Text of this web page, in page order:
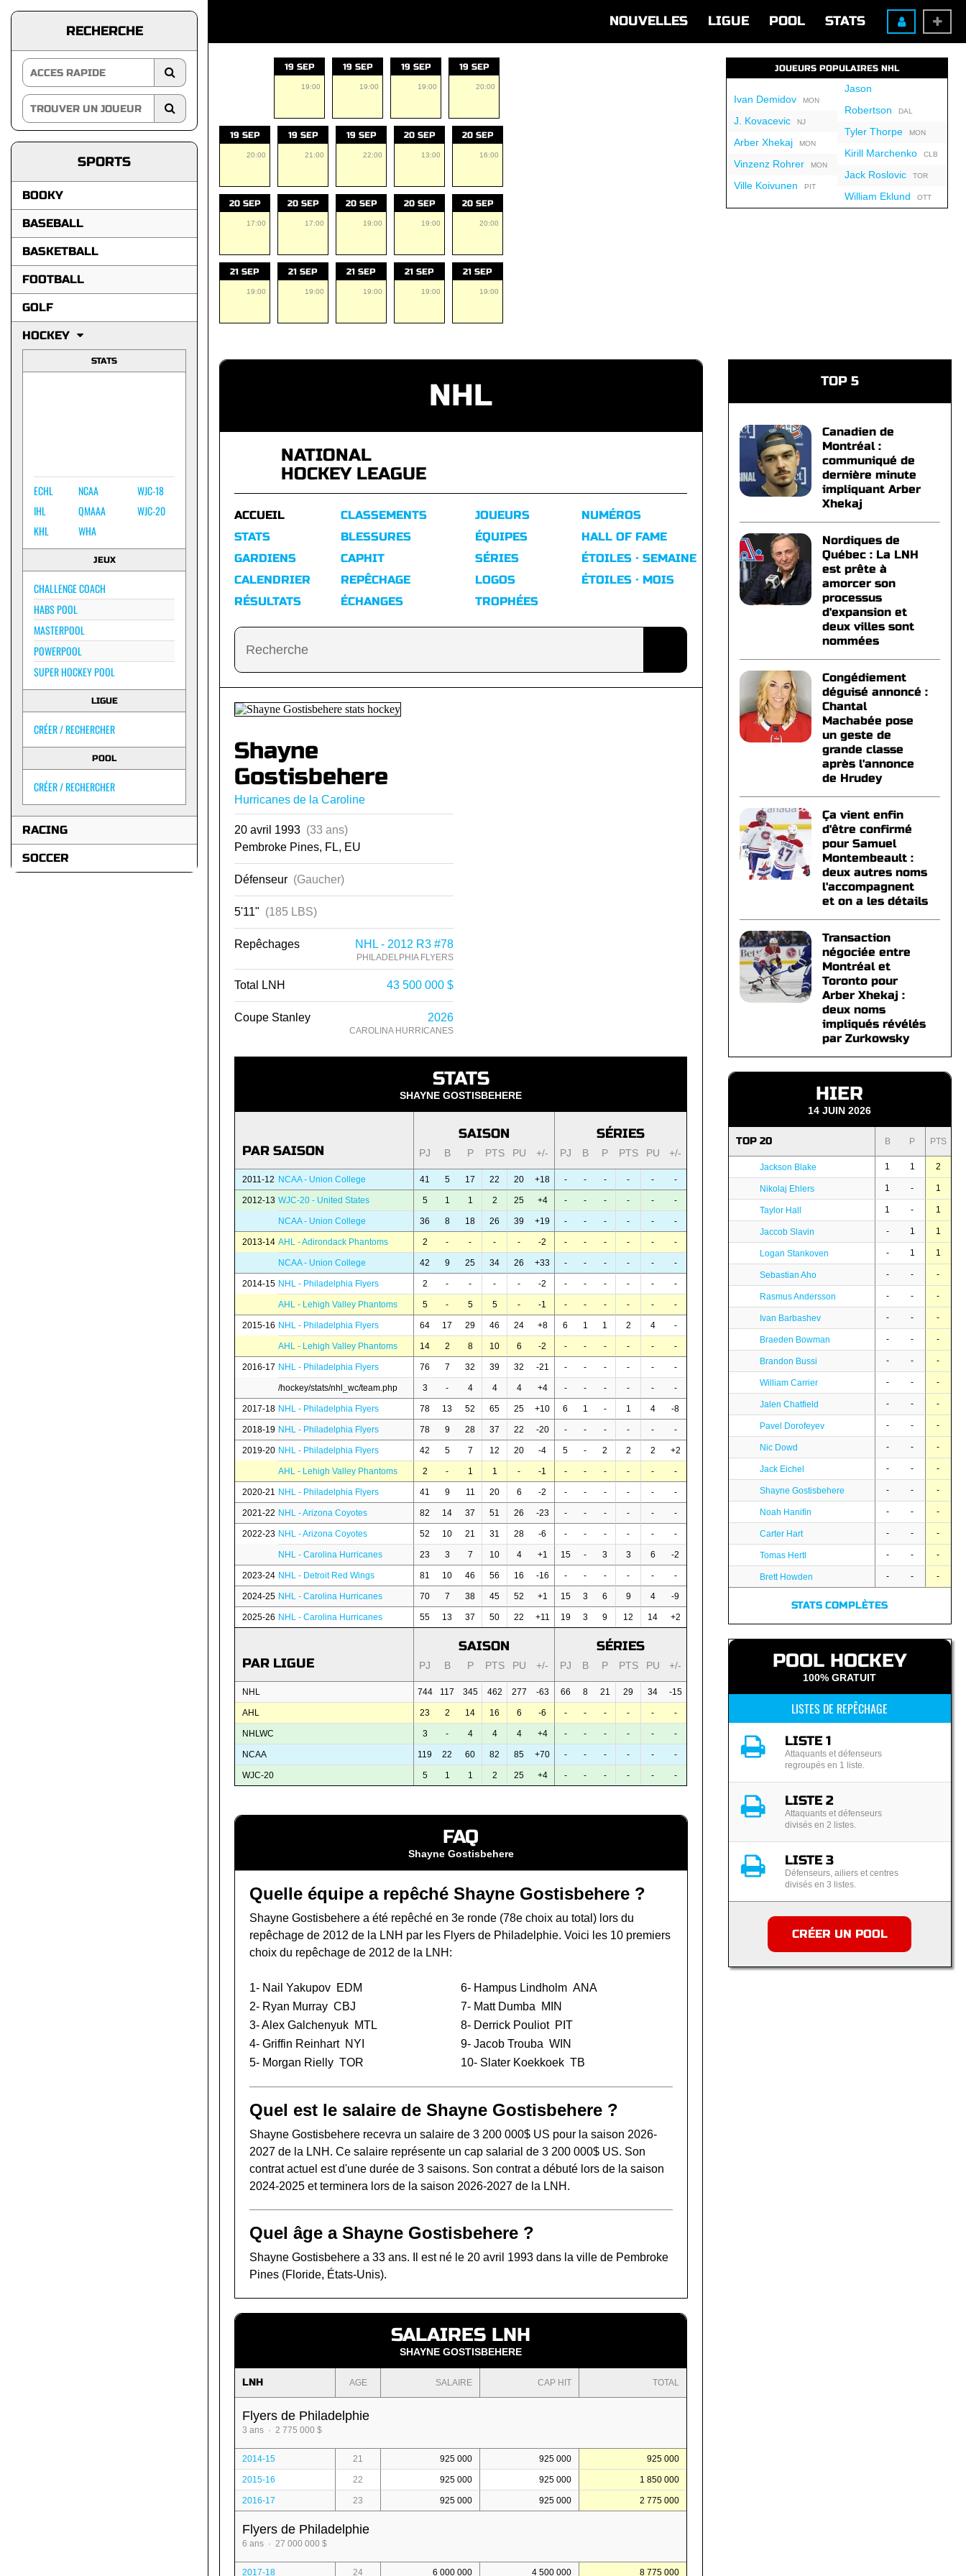
NOUVELLES LIGUE POOL STATS
RECHERCHE
SPORTS
BOOKY
BASEBALL
BASKETBALL
FOOTBALL
GOLF
HOCKEY
STATS
ECHL
IHL
KHL
NCAA
QMAAA
WHA
WJC-18
WJC-20
JEUX
CHALLENGE COACH
HABS POOL
MASTERPOOL
POWERPOOL
SUPER HOCKEY POOL
LIGUE
CRÉER / RECHERCHER
POOL
CRÉER / RECHERCHER
RACING
SOCCER
19 SEP
19:00
19 SEP
19:00
19 SEP
19:00
19 SEP
20:00
19 SEP
20:00
19 SEP
21:00
19 SEP
22:00
20 SEP
13:00
20 SEP
16:00
20 SEP
17:00
20 SEP
17:00
20 SEP
19:00
20 SEP
19:00
20 SEP
20:00
21 SEP
19:00
21 SEP
19:00
21 SEP
19:00
21 SEP
19:00
21 SEP
19:00
JOUEURS POPULAIRES NHL
Ivan DemidovMON
J. KovacevicNJ
Arber XhekajMON
Vinzenz RohrerMON
Ville Koivunen PIT
Jason
Robertson DAL
Tyler ThorpeMON
Kirill MarchenkoCLB
Jack RoslovicTOR
William Eklund OTT
NHL
NATIONAL
HOCKEY LEAGUE
ACCUEIL
STATS
GARDIENS
CALENDRIER
RÉSULTATS
CLASSEMENTS
BLESSURES
CAPHIT
REPÊCHAGE
ÉCHANGES
JOUEURS
ÉQUIPES
SÉRIES
LOGOS
TROPHÉES
NUMÉROS
HALL OF FAME
ÉTOILES · SEMAINE
ÉTOILES · MOIS
Shayne
Gostisbehere
Hurricanes de la Caroline
20 avril 1993 (33 ans)
Pembroke Pines, FL, EU
Défenseur (Gaucher)
5'11" (185 LBS)
Repêchages NHL - 2012 R3 #78
PHILADELPHIA FLYERS
Total LNH 43 500 000 $
Coupe Stanley 2026
CAROLINA HURRICANES
STATS
SHAYNE GOSTISBEHERE
PAR SAISON
SAISON SÉRIES
PJ B P PTS PU +/- PJ B P PTS PU +/-
2011-12 NCAA - Union College 41 5 17 22 20 +18 - - - - - -
2012-13 WJC-20 - United States 5 1 1 2 25 +4 - - - - - -
NCAA - Union College 36 8 18 26 39 +19 - - - - - -
2013-14 AHL - Adirondack Phantoms 2 - - - - -2 - - - - - -
NCAA - Union College 42 9 25 34 26 +33 - - - - - -
2014-15 NHL - Philadelphia Flyers 2 - - - - -2 - - - - - -
AHL - Lehigh Valley Phantoms 5 - 5 5 - -1 - - - - - -
2015-16 NHL - Philadelphia Flyers 64 17 29 46 24 +8 6 1 1 2 4 -
AHL - Lehigh Valley Phantoms 14 2 8 10 6 -2 - - - - - -
2016-17 NHL - Philadelphia Flyers 76 7 32 39 32 -21 - - - - - -
/hockey/stats/nhl_wc/team.php 3 - 4 4 4 +4 - - - - - -
2017-18 NHL - Philadelphia Flyers 78 13 52 65 25 +10 6 1 - 1 4 -8
2018-19 NHL - Philadelphia Flyers 78 9 28 37 22 -20 - - - - - -
2019-20 NHL - Philadelphia Flyers 42 5 7 12 20 -4 5 - 2 2 2 +2
AHL - Lehigh Valley Phantoms 2 - 1 1 - -1 - - - - - -
2020-21 NHL - Philadelphia Flyers 41 9 11 20 6 -2 - - - - - -
2021-22 NHL - Arizona Coyotes 82 14 37 51 26 -23 - - - - - -
2022-23 NHL - Arizona Coyotes 52 10 21 31 28 -6 - - - - - -
NHL - Carolina Hurricanes 23 3 7 10 4 +1 15 - 3 3 6 -2
2023-24 NHL - Detroit Red Wings 81 10 46 56 16 -16 - - - - - -
2024-25 NHL - Carolina Hurricanes 70 7 38 45 52 +1 15 3 6 9 4 -9
2025-26 NHL - Carolina Hurricanes 55 13 37 50 22 +11 19 3 9 12 14 +2
PAR LIGUE
SAISON SÉRIES
PJ B P PTS PU +/- PJ B P PTS PU +/-
NHL 744 117 345 462 277 -63 66 8 21 29 34 -15
AHL 23 2 14 16 6 -6 - - - - - -
NHLWC 3 - 4 4 4 +4 - - - - - -
NCAA 119 22 60 82 85 +70 - - - - - -
WJC-20 5 1 1 2 25 +4 - - - - - -
FAQ
Shayne Gostisbehere
Quelle équipe a repêché Shayne Gostisbehere ?
Shayne Gostisbehere a été repêché en 3e ronde (78e choix au total) lors du
repêchage de 2012 de la LNH par les Flyers de Philadelphie. Voici les 10 premiers
choix du repêchage de 2012 de la LNH:
1- Nail Yakupov EDM
2- Ryan Murray CBJ
3-Alex Galchenyuk MTL
4- Griffin Reinhart NYI
5- Morgan Rielly TOR
6- Hampus Lindholm ANA
7- Matt Dumba
MIN
8- Derrick Pouliot PIT
9-Jacob Trouba WIN
10- Slater Koekkoek TB
Quel est le salaire de Shayne Gostisbehere ?
Shayne Gostisbehere recevra un salaire de 3 200 000$ US pour la saison 2026-
2027 de la LNH. Ce salaire représente un cap salarial de 3 200 000$ US. Son
contrat actuel est d'une durée de 3 saisons. Son contrat a débuté lors de la saison
2024-2025 et terminera lors de la saison 2026-2027 de la LNH.
Quel âge a Shayne Gostisbehere ?
Shayne Gostisbehere a 33 ans. Il est né le 20 avril 1993 dans la ville de Pembroke
Pines (Floride, États-Unis).
SALAIRES LNH
SHAYNE GOSTISBEHERE
LNH AGE SALAIRE CAP HIT TOTAL
Flyers de Philadelphie
3 ans · 2 775 000 $
2014-15 21 925 000 925 000 925 000
2015-16 22 925 000 925 000 1 850 000
2016-17 23 925 000 925 000 2 775 000
Flyers de Philadelphie
6 ans · 27 000 000 $
2017-18 24 6 000 000 4 500 000 8 775 000
TOP 5
Canadien de
Montréal :
communiqué de
dernière minute
impliquant Arber
Xhekaj
Nordiques de
Québec : La LNH
est prête à
amorcer son
processus
d'expansion et
deux villes sont
nommées
Congédiement
déguisé annoncé :
Chantal
Machabée pose
un geste de
grande classe
après l'annonce
de Hrudey
Ça vient enfin
d'être confirmé
pour Samuel
Montembeault :
deux autres noms
l'accompagnent
et on a les détails
Transaction
négociée entre
Montréal et
Toronto pour
Arber Xhekaj :
deux noms
impliqués révélés
par Zurkowsky
HIER
14 JUIN 2026
TOP 20 B P PTS
Jackson Blake 1 1 2
Nikolaj Ehlers 1 - 1
Taylor Hall 1 - 1
Jaccob Slavin - 1 1
Logan Stankoven - 1 1
Sebastian Aho - - -
Rasmus Andersson - - -
Ivan Barbashev - - -
Braeden Bowman - - -
Brandon Bussi - - -
William Carrier - - -
Jalen Chatfield - - -
Pavel Dorofeyev - - -
Nic Dowd - - -
Jack Eichel - - -
Shayne Gostisbehere - - -
Noah Hanifin - - -
Carter Hart - - -
Tomas Hertl - - -
Brett Howden - - -
STATS COMPLÈTES
POOL HOCKEY
100% GRATUIT
LISTES DE REPÊCHAGE
LISTE 1
Attaquants et défenseurs
regroupés en 1 liste.
LISTE 2
Attaquants et défenseurs
divisés en 2 listes.
LISTE 3
Défenseurs, ailiers et centres
divisés en 3 listes.
CRÉER UN POOL